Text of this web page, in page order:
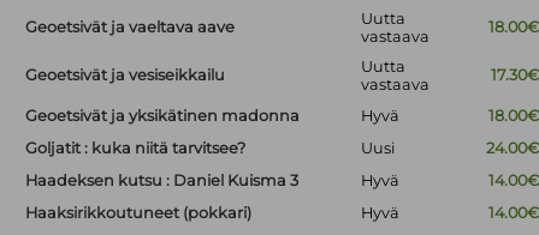
Geoetsivät ja vaeltava aave
Uutta
vastaava
18.00€
Geoetsivät ja vesiseikkailu
Uutta
vastaava
17.30€
Geoetsivät ja yksikätinen madonna Hyvä
18.00€
Goljatit : kuka niitä tarvitsee?
Uusi
24.00€
Haadeksen kutsu : Daniel Kuisma 3
Hyvä
14.00€
Haaksirikkoutuneet (pokkari)
Hyvä
14.00€